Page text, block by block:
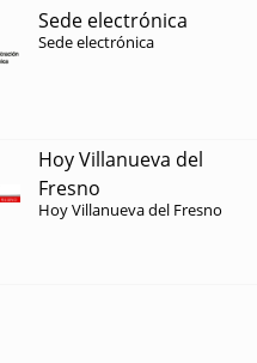
Sede electrónica
Sede electrónica
Hoy Villanueva del
Fresno
Hoy Villanueva del Fresno